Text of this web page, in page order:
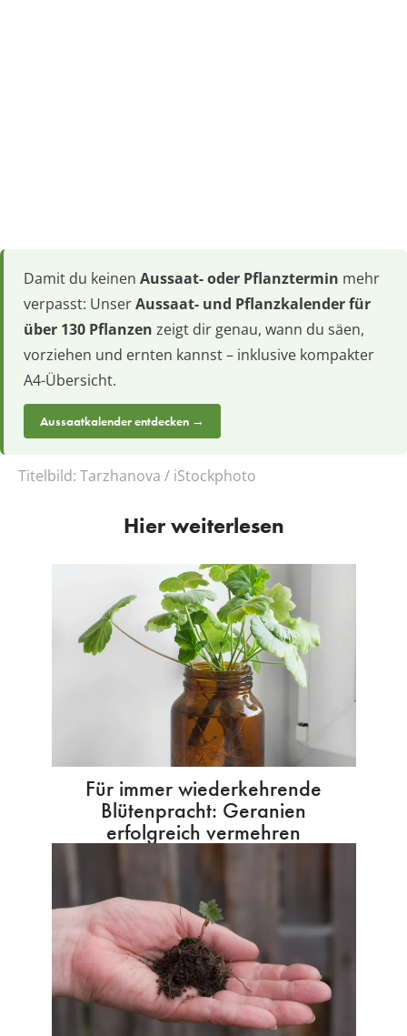
Damit du keinen Aussaat- oder Pflanztermin mehr
verpasst: UnserAussaat- und Pflanzkalender für
über 130 Pflanzen zeigt dir genau, wann du säen,
vorziehen und ernten kannst – inklusive kompakter
A4-Übersicht.
Aussaatkalender entdecken →
Titelbild: Tarzhanova / iStockphoto
Hier weiterlesen
Für immer wiederkehrende
Blütenpracht: Geranien
erfolgreich vermehren